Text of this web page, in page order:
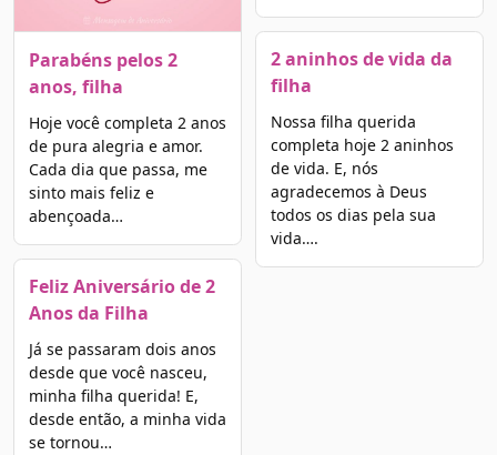
Parabéns pelos 2
anos, filha
Hoje você completa 2 anos
de pura alegria e amor.
Cada dia que passa, me
sinto mais feliz e
abençoada…
Feliz Aniversário de 2
Anos da Filha
Já se passaram dois anos
desde que você nasceu,
minha filha querida! E,
desde então, a minha vida
se tornou…
2 aninhos de vida da
filha
Nossa filha querida
completa hoje 2 aninhos
de vida. E, nós
agradecemos à Deus
todos os dias pela sua
vida….